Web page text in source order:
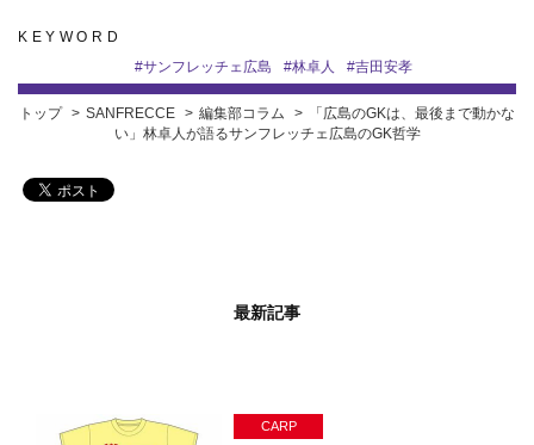
KEYWORD
#サンフレッチェ広島 #林卓人 #吉田安孝
トップ SANFRECCE 編集部コラム
「広島のGKは、最後まで動かな
い」林卓人が語るサンフレッチェ広島のGK哲学
最新記事
CARP